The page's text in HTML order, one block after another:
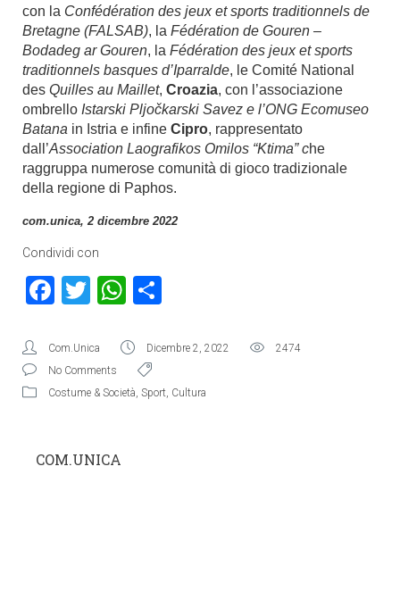
con la Confédération des jeux et sports traditionnels de
Bretagne (FALSAB), la Fédération de Gouren –
Bodadeg ar Gouren, la Fédération des jeux et sports
traditionnels basques d’Iparralde, le Comité National
des Quilles au Maillet, Croazia, con l’associazione
ombrello Istarski Pljočkarski Savez e l’ONG Ecomuseo
Batana in Istria e infine Cipro, rappresentato
dall’Association Laografikos Omilos “Ktima” che
raggruppa numerose comunità di gioco tradizionale
della regione di Paphos.
com.unica, 2 dicembre 2022
Condividi con
Facebook
TwitterWhatsApp
Com.Unica Dicembre 2, 2022
2474
No Comments
Costume & Società, Sport, Cultura
COM.UNICA